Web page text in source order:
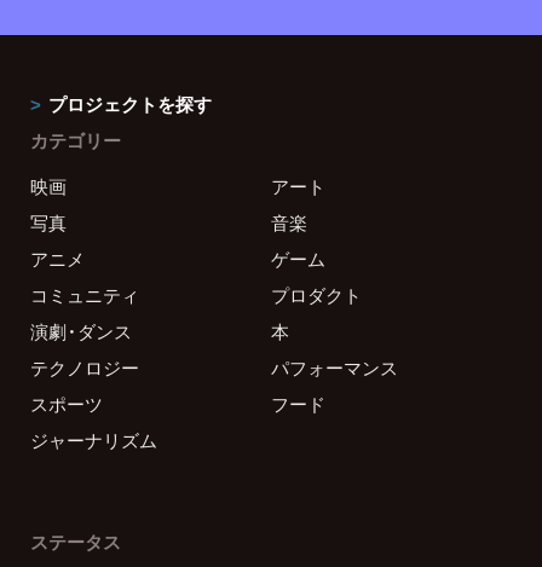
プロジェクトを探す
カテゴリー
映画
アート
写真
音楽
アニメ
ゲーム
コミュニティ
プロダクト
演劇・ダンス
本
テクノロジー
パフォーマンス
スポーツ
フード
ジャーナリズム
ステータス